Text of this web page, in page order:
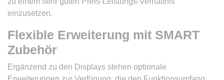
einzusetzen.
Flexible Erweiterung mit SMART
Zubehör
Ergänzend zu den Displays stehen optionale